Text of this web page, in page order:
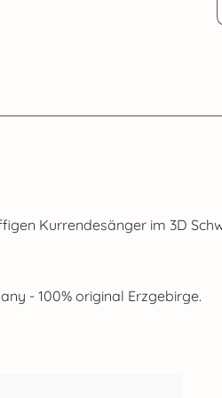
Kurrendesänger im 3D
- 100% original Erzgebirge.